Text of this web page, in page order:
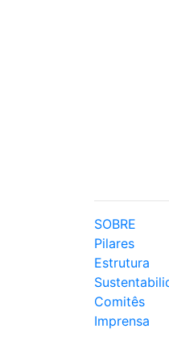
SOBRE
Pilares
Estrutura
Comitês
Imprensa